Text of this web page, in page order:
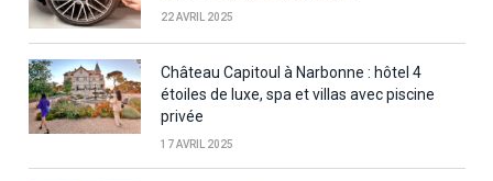
22 AVRIL 2025
Château Capitoul à Narbonne : hôtel 4
étoiles de luxe, spa et villas avec piscine
privée
17 AVRIL 2025